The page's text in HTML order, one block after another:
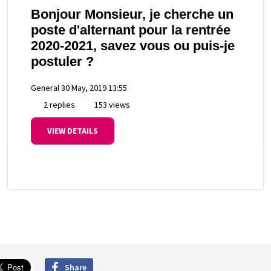
Bonjour Monsieur, je cherche un
poste d'alternant pour la rentrée
2020-2021, savez vous ou puis-je
postuler ?
General30 May, 2019 13:55
2 replies
153 views
VIEW DETAILS
Share